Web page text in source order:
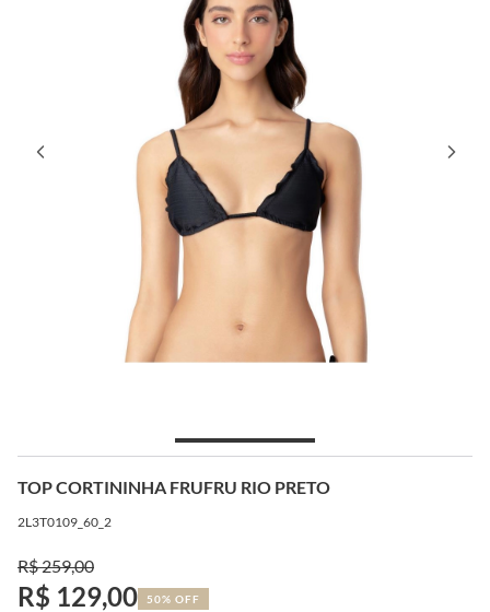
TOP CORTININHA FRUFRU RIO PRETO
2L3T0109_60_2
R$ 259,00
R$ 129,00 50% OFF